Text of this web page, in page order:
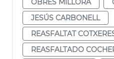
JESÚS CARBONELL
REASFALTAT
REASFALTADO